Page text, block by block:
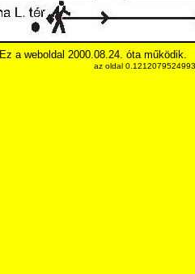
Ez a weboldal 2000.08.24. óta működik.
az oldal